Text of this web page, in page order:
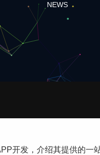
NEWS
开发，介绍其提供的一